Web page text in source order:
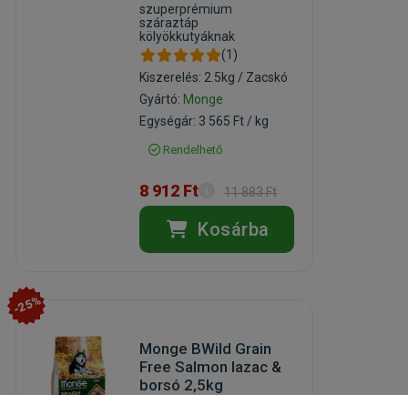
szuperprémium
száraztáp
kölyökkutyáknak
(1)
Kiszerelés: 2.5kg / Zacskó
Gyártó: Monge
Egységár: 3 565 Ft / kg
Rendelhető
8 912 Ft 11 883 Ft
Kosárba
-25%
Monge BWild Grain
Free Salmon lazac &
borsó 2,5kg